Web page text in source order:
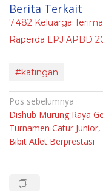
Berita Terkait
7.482 Keluarga
Raperda LPJ APBD
#katingan
Navigasi
pos
Pos sebelumnya
Dishub Murung Raya
Turnamen Catur Junior,
Bibit Atlet Berprestasi